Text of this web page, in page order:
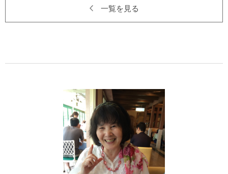
一覧を見る